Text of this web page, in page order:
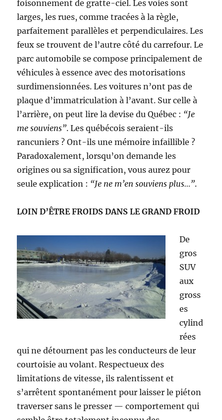
foisonnement de gratte-ciel. Les voies sont
larges, les rues, comme tracées à la règle,
parfaitement parallèles et perpendiculaires. Les
feux se trouvent de l’autre côté du carrefour. Le
parc automobile se compose principalement de
véhicules à essence avec des motorisations
surdimensionnées. Les voitures n’ont pas de
plaque d’immatriculation à l’avant. Sur celle à
l’arrière, on peut lire la devise du Québec : “Je
me souviens”. Les québécois seraient-ils
rancuniers ? Ont-ils une mémoire infaillible ?
Paradoxalement, lorsqu’on demande les
origines ou sa signification, vous aurez pour
seule explication : “Je ne m’en souviens plus…”.
LOIN D’ÊTRE FROIDS DANS LE GRAND FROID
De
gros
SUV
aux
gross
es
cylind
rées
qui ne détournent pas les conducteurs de leur
courtoisie au volant. Respectueux des
limitations de vitesse, ils ralentissent et
s’arrêtent spontanément pour laisser le piéton
traverser sans le presser — comportement qui